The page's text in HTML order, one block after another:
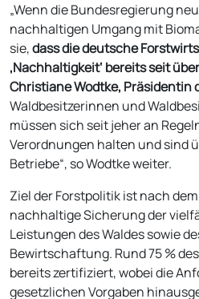
„Wenn die Bundesregierung
nachhaltigen Umgang mit
sie,dass die deutsche
‚Nachhaltigkeit‘ bereits seit
Christiane Wodtke, Präsidentin
Waldbesitzerinnen und
müssen sich seit jeher an
Verordnungen halten und sind
Betriebe“, so Wodtke weiter.
Ziel der Forstpolitik ist nach
nachhaltige Sicherung der
Leistungen des Waldes sowie
Bewirtschaftung. Rund 75 %
bereits zertifiziert, wobei die
gesetzlichen Vorgaben